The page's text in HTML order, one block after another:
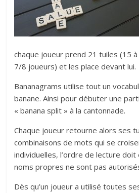
chaque joueur prend 21 tuiles (15
7/8 joueurs) et les place devant lui.
Bananagrams utilise tout un
banane. Ainsi pour débuter une
« banana split » à la cantonnade.
Chaque joueur retourne alors ses
combinaisons de mots qui se
individuelles, l’ordre de lecture
noms propres ne sont pas
Dès qu’un joueur a utilisé toutes